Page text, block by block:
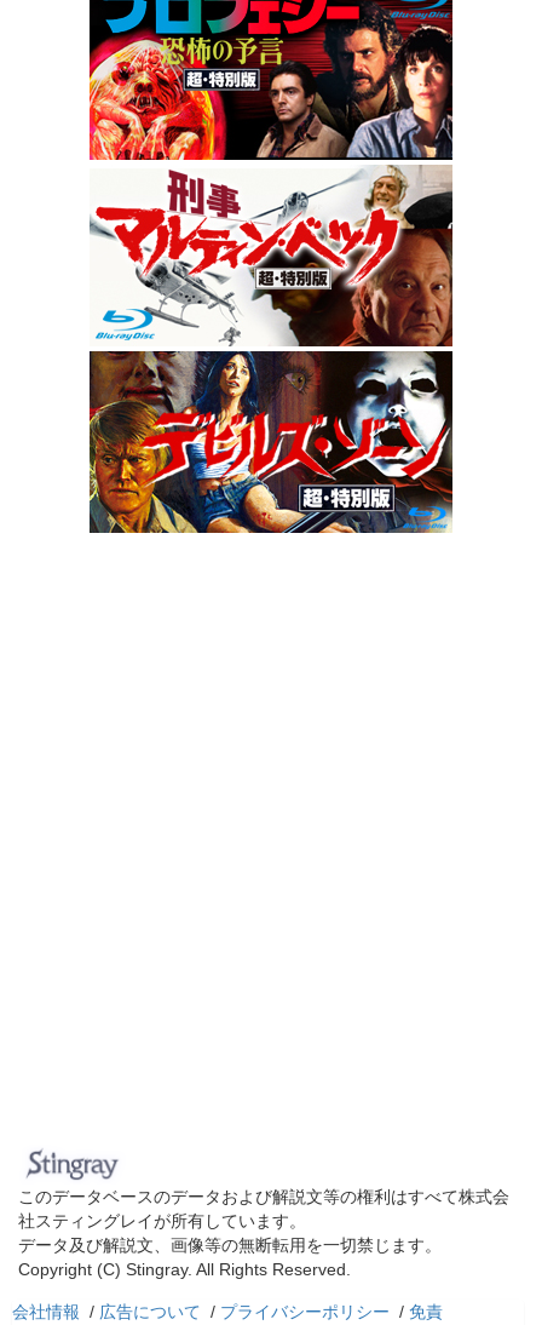
このデータベースのデータおよび解説文等の権利はすべて株式会
社スティングレイが所有しています。
データ及び解説文、画像等の無断転用を一切禁じます。
Copyright (C) Stingray. All Rights Reserved.
会社情報 / 広告について / プライバシーポリシー / 免責